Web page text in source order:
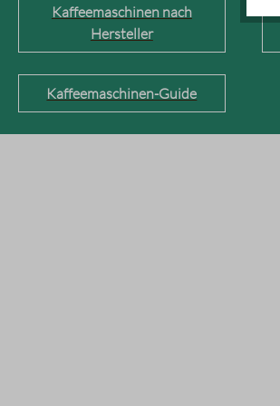
Kaffeemaschinen nach
Hersteller
Kaffeemaschinen-Guide